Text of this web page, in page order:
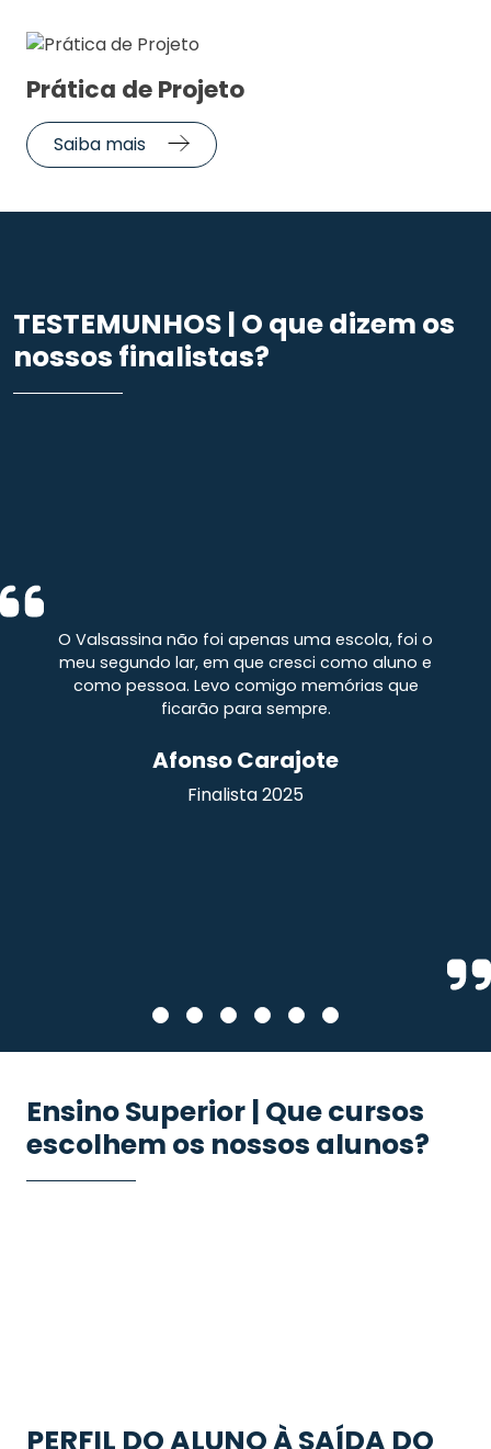
Prática de Projeto
Saiba mais
TESTEMUNHOS | O que dizem os
nossos finalistas?
O Valsassina não foi apenas uma escola, foi o
meu segundo lar, em que cresci como aluno e
como pessoa. Levo comigo memórias que
ficarão para sempre.
Afonso Carajote
Finalista 2025
Ensino Superior | Que cursos
escolhem os nossos alunos?
PERFIL DO ALUNO À SAÍDA DO